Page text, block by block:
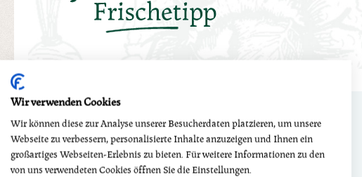
Wir verwenden Cookies
Wir können diese zur Analyse unserer Besucherdaten platzieren, um unsere
Webseite zu verbessern, personalisierte Inhalte anzuzeigen und Ihnen ein
großartiges Webseiten-Erlebnis zu bieten. Für weitere Informationen zu den
von uns verwendeten Cookies öffnen Sie die Einstellungen.
Nährwerttabelle